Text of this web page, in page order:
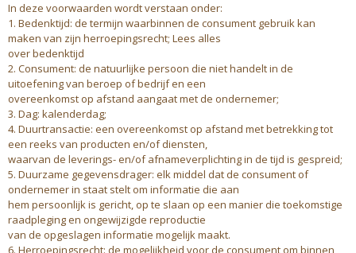
In deze voorwaarden wordt verstaan onder:
1. Bedenktijd: de termijn waarbinnen de consument gebruik kan
maken van zijn herroepingsrecht; Lees alles
over bedenktijd
2. Consument: de natuurlijke persoon die niet handelt in de
uitoefening van beroep of bedrijf en een
overeenkomst op afstand aangaat met de ondernemer;
3. Dag: kalenderdag;
4. Duurtransactie: een overeenkomst op afstand met betrekking tot
een reeks van producten en/of diensten,
waarvan de leverings- en/of afnameverplichting in de tijd is gespreid;
5. Duurzame gegevensdrager: elk middel dat de consument of
ondernemer in staat stelt om informatie die aan
hem persoonlijk is gericht, op te slaan op een manier die toekomstige
raadpleging en ongewijzigde reproductie
van de opgeslagen informatie mogelijk maakt.
6. Herroepingsrecht: de mogelijkheid voor de consument om binnen